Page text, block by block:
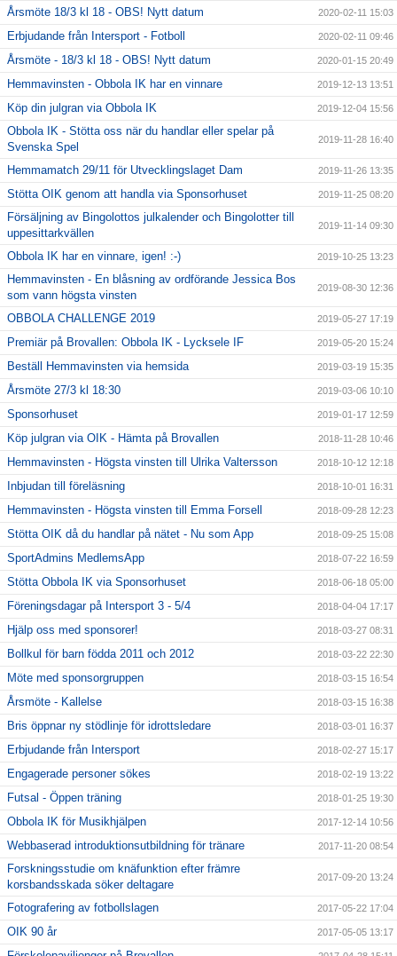
Årsmöte 18/3 kl 18 - OBS! Nytt datum 2020-02-11 15:03
Erbjudande från Intersport - Fotboll 2020-02-11 09:46
Årsmöte - 18/3 kl 18 - OBS! Nytt datum 2020-01-15 20:49
Hemmavinsten - Obbola IK har en vinnare 2019-12-13 13:51
Köp din julgran via Obbola IK 2019-12-04 15:56
Obbola IK - Stötta oss när du handlar eller spelar på
Svenska Spel
2019-11-28 16:40
Hemmamatch 29/11 för Utvecklingslaget Dam 2019-11-26 13:35
Stötta OIK genom att handla via Sponsorhuset 2019-11-25 08:20
Försäljning av Bingolottos julkalender och Bingolotter till
uppesittarkvällen
2019-11-14 09:30
Obbola IK har en vinnare, igen! :-) 2019-10-25 13:23
Hemmavinsten - En blåsning av ordförande Jessica Bos
som vann högsta vinsten
2019-08-30 12:36
OBBOLA CHALLENGE 2019 2019-05-27 17:19
Premiär på Brovallen: Obbola IK - Lycksele IF 2019-05-20 15:24
Beställ Hemmavinsten via hemsida 2019-03-19 15:35
Årsmöte 27/3 kl 18:30 2019-03-06 10:10
Sponsorhuset 2019-01-17 12:59
Köp julgran via OIK - Hämta på Brovallen 2018-11-28 10:46
Hemmavinsten - Högsta vinsten till Ulrika Valtersson 2018-10-12 12:18
Inbjudan till föreläsning 2018-10-01 16:31
Hemmavinsten - Högsta vinsten till Emma Forsell 2018-09-28 12:23
Stötta OIK då du handlar på nätet - Nu som App 2018-09-25 15:08
SportAdmins MedlemsApp 2018-07-22 16:59
Stötta Obbola IK via Sponsorhuset 2018-06-18 05:00
Föreningsdagar på Intersport 3 - 5/4 2018-04-04 17:17
Hjälp oss med sponsorer! 2018-03-27 08:31
Bollkul för barn födda 2011 och 2012 2018-03-22 22:30
Möte med sponsorgruppen 2018-03-15 16:54
Årsmöte - Kallelse 2018-03-15 16:38
Bris öppnar ny stödlinje för idrottsledare 2018-03-01 16:37
Erbjudande från Intersport 2018-02-27 15:17
Engagerade personer sökes 2018-02-19 13:22
Futsal - Öppen träning 2018-01-25 19:30
Obbola IK för Musikhjälpen 2017-12-14 10:56
Webbaserad introduktionsutbildning för tränare 2017-11-20 08:54
Forskningsstudie om knäfunktion efter främre
korsbandsskada söker deltagare
2017-09-20 13:24
Fotografering av fotbollslagen 2017-05-22 17:04
OIK 90 år 2017-05-05 13:17